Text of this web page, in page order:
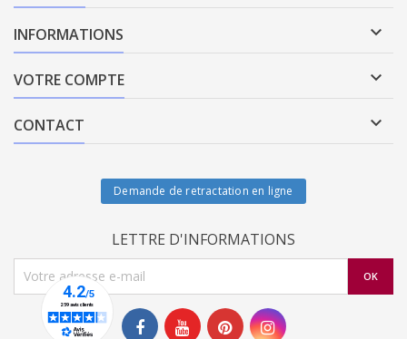
INFORMATIONS 
VOTRE COMPTE 
CONTACT 
Demande de retractation en ligne
LETTRE D'INFORMATIONS